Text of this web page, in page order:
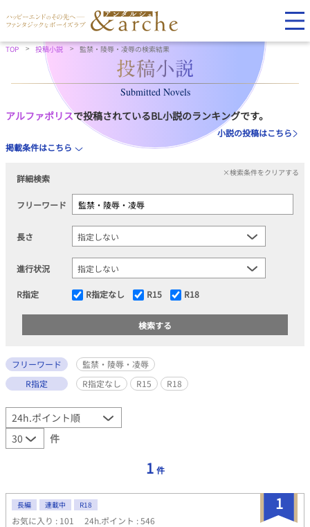
TOP 投稿小説 監禁・陵辱・凌辱の検索結果
Submitted Novels
アルファポリスで投稿されているBL小説のランキングです。
小説の投稿はこちら
掲載条件はこちら
詳細検索
×検索条件をクリアする
フリーワード
長さ
進行状況
R指定 R指定なし R15 R18
フリーワード
監禁・陵辱・凌辱
R指定
R指定なし R15 R18
件
1 件
1
長編 連載中 R18
お気に入り : 101 24h.ポイント : 546